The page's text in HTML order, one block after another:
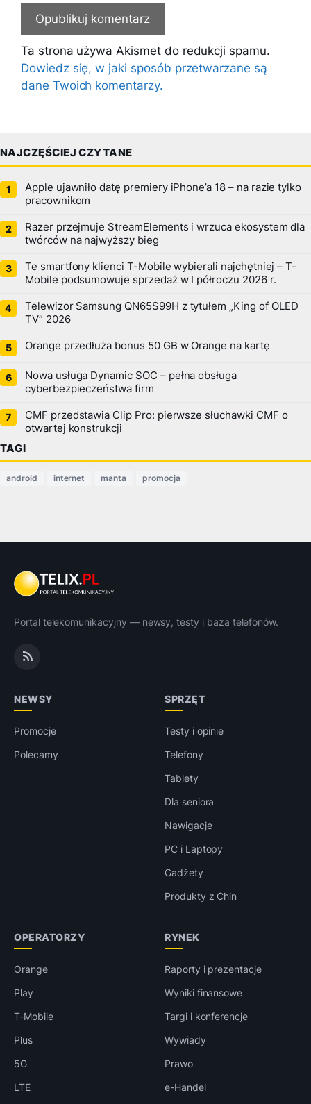
Ta strona używa Akismet do redukcji spamu.
Dowiedz się, w jaki sposób przetwarzane są
dane Twoich komentarzy.
NAJCZĘŚCIEJ CZYTANE
Apple ujawniło datę premiery iPhone’a 18 – na razie tylko
pracownikom
Razer przejmuje StreamElements i wrzuca ekosystem dla
twórców na najwyższy bieg
Te smartfony klienci T-Mobile wybierali najchętniej – T-
Mobile podsumowuje sprzedaż w I półroczu 2026 r.
Telewizor Samsung QN65S99H z tytułem „King of OLED
TV” 2026
Orange przedłuża bonus 50 GB w Orange na kartę
Nowa usługa Dynamic SOC – pełna obsługa
cyberbezpieczeństwa firm
CMF przedstawia Clip Pro: pierwsze słuchawki CMF o
otwartej konstrukcji
TAGI
android internet manta promocja
Portal telekomunikacyjny — newsy, testy i baza telefonów.
NEWSY
Promocje
Polecamy
SPRZĘT
Testy i opinie
Telefony
Tablety
Dla seniora
Nawigacje
PC i Laptopy
Gadżety
Produkty z Chin
OPERATORZY
Orange
Play
T-Mobile
Plus
5G
LTE
RYNEK
Raporty i prezentacje
Wyniki finansowe
Targi i konferencje
Wywiady
Prawo
e-Handel